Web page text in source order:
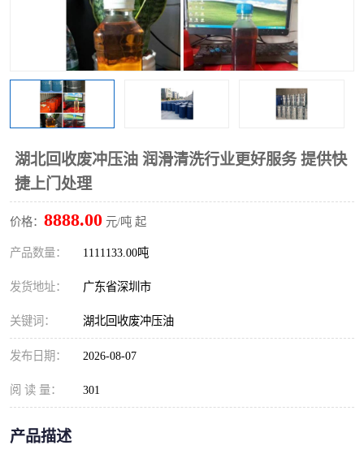
湖北回收废冲压油 润滑清洗行业更好服务 提供快
捷上门处理
价格： 8888.00 元/吨 起
产品数量： 1111133.00吨
发货地址： 广东省深圳市
关键词： 湖北回收废冲压油
发布日期： 2026-08-07
阅 读 量： 301
产品描述